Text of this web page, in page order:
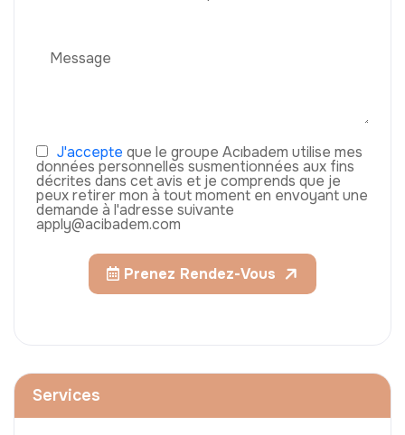
J'accepte que le groupe Acıbadem utilise mes
données personnelles susmentionnées aux fins
décrites dans cet avis et je comprends que je
peux retirer mon à tout moment en envoyant une
demande à l'adresse suivante
apply@acibadem.com
Prenez Rendez-Vous
Services